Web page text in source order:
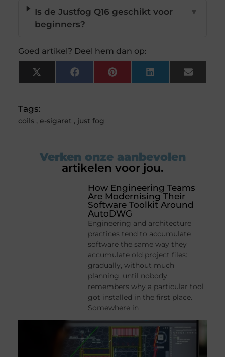
Is de Justfog Q16 geschikt voor
beginners?
▼
Goed artikel? Deel hem dan op:
X
(Twitter)
FacebookPinterestLinkedInEmail
Tags:
coils, e-sigaret , just fog
Verken onze aanbevolen
artikelen voor jou.
How Engineering Teams
Are Modernising Their
Software Toolkit Around
AutoDWG
Engineering and architecture
practices tend to accumulate
software the same way they
accumulate old project files:
gradually, without much
planning, until nobody
remembers why a particular tool
got installed in the first place.
Somewhere in